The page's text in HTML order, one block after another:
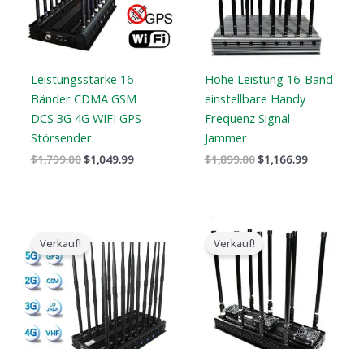
Leistungsstarke 16
Bänder CDMA GSM
DCS 3G 4G WIFI GPS
Störsender
$1,799.00$1,049.99
Hohe Leistung 16-Band
einstellbare Handy
Frequenz Signal
Jammer
$1,899.00$1,166.99
Verkauf!Preis
war:
$1,399.00.
Preis
ist:
$719.88.
Verkauf!
$5,499.88
bis
$9,499.88